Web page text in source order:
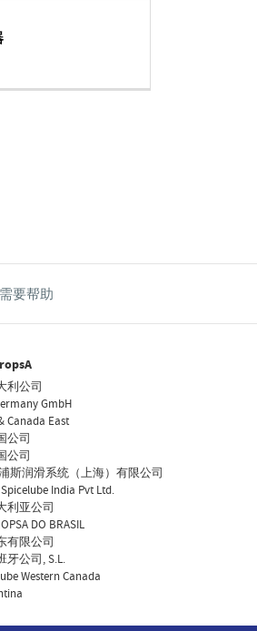
需要帮助
利公司
GmbH
Canada East
公司
公司
斯润滑系统（上海）有限公司
India Pvt Ltd.
利亚公司
DO BRASIL
有限公司
牙公司, S.L.
Western Canada